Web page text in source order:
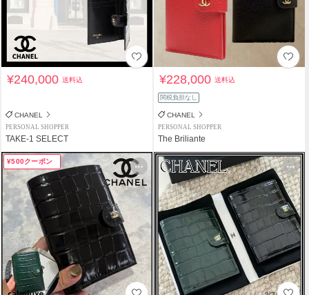
¥240,000送料込
CHANEL
PERSONAL SHOPPER
TAKE-1 SELECT
¥228,000送料込
関税負担なし
CHANEL
PERSONAL SHOPPER
The Briliante
¥500クーポン